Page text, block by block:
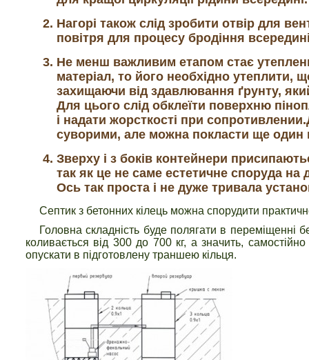
Нагорі також слід зробити отвір для
повітря для процесу бродіння
Не менш важливим етапом стає
матеріал, то його необхідно утеплити,
захищаючи від здавлювання ґрунту,
Для цього слід обклеїти поверхню
і надати жорсткості при
суворими, але можна покласти ще один
Зверху і з боків контейнери
так як це не саме естетичне споруда на
Ось так проста і не дуже тривала
Септик з бетонних кілець можна спорудити
Головна складність буде полягати в переміщенні
коливається від 300 до 700 кг, а значить,
опускати в підготовлену траншею кільця.